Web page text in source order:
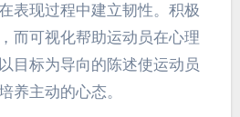
表现过程中建立韧性。积极
而可视化帮助运动员在心理
目标为导向的陈述使运动员
养主动的心态。